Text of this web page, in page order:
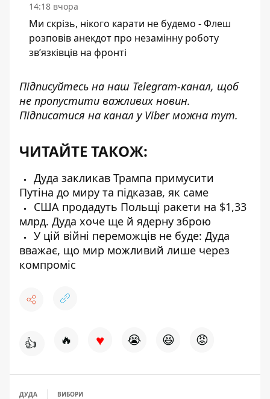
14:18 вчора
Ми скрізь, нікого карати не будемо - Флеш
розповів анекдот про незамінну роботу
зв’язківців на фронті
Підписуйтесь на наш Telegram-канал, щоб
не пропустити важливих новин.
Підписатися на канал у Viber можна тут.
ЧИТАЙТЕ ТАКОЖ:
Дуда закликав Трампа примусити
Путіна до миру та підказав, як саме
США продадуть Польщі ракети на $1,33
млрд. Дуда хоче ще й ядерну зброю
У цій війні переможців не буде: Дуда
вважає, що мир можливий лише через
компроміс
👍 🔥 ♥ 😭 😆 😡
ДУДА ВИБОРИ